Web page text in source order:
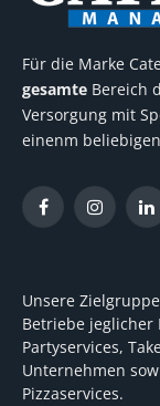
Für die Marke
gesamte Bereich
Versorgung mit
einenm
FacebookInstagram
Unsere
Betriebe jeglicher
Partyservices,
Unternehmen
Pizzaservices.